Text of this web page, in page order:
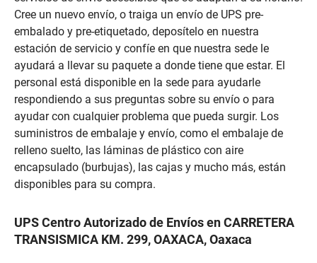
Cree un nuevo envío, o traiga un envío de UPS pre-
embalado y pre-etiquetado, deposítelo en nuestra
estación de servicio y confíe en que nuestra sede le
ayudará a llevar su paquete a donde tiene que estar. El
personal está disponible en la sede para ayudarle
respondiendo a sus preguntas sobre su envío o para
ayudar con cualquier problema que pueda surgir. Los
suministros de embalaje y envío, como el embalaje de
relleno suelto, las láminas de plástico con aire
encapsulado (burbujas), las cajas y mucho más, están
disponibles para su compra.
UPS Centro Autorizado de Envíos en CARRETERA
TRANSISMICA KM. 299, OAXACA, Oaxaca